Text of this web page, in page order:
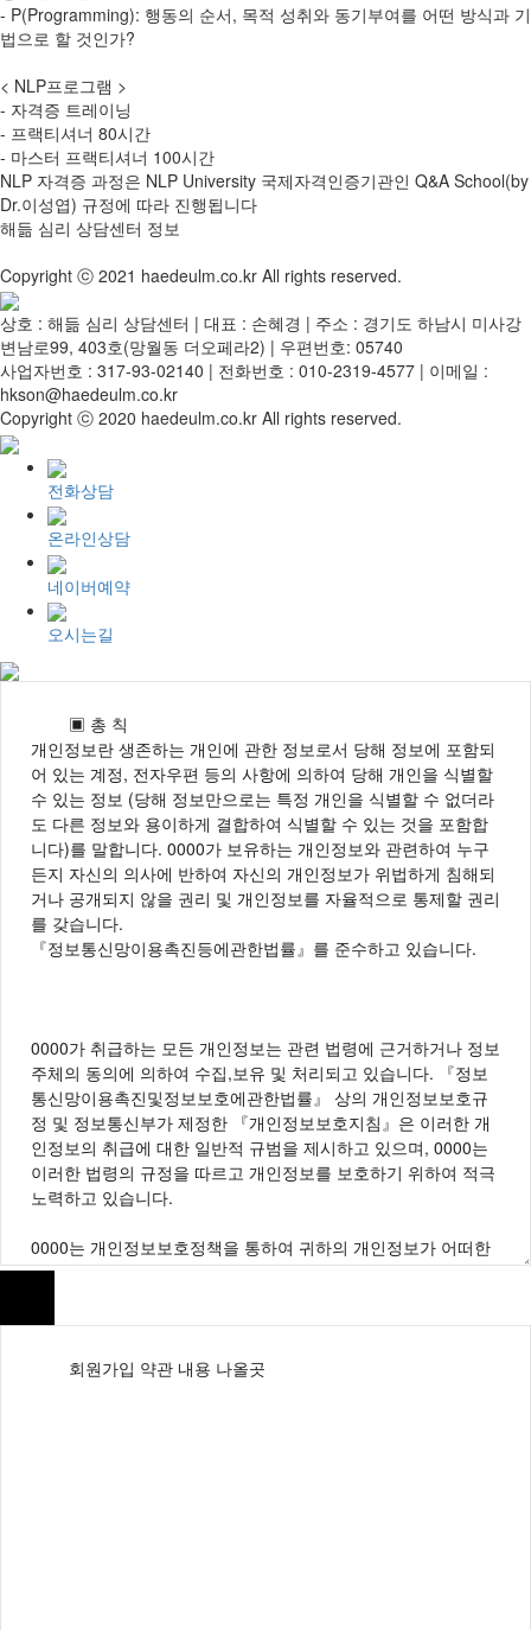
- P(Programming): 행동의 순서, 목적 성취와 동기부여를 어떤 방식과 기
법으로 할 것인가?
< NLP프로그램 >
- 자격증 트레이닝
- 프랙티셔너 80시간
- 마스터 프랙티셔너 100시간
NLP 자격증 과정은 NLP University 국제자격인증기관인 Q&A School(by
Dr.이성엽) 규정에 따라 진행됩니다
해듦 심리 상담센터 정보
Copyright ⓒ 2021 haedeulm.co.kr All rights reserved.
상호 : 해듦 심리 상담센터 | 대표 : 손혜경 | 주소 : 경기도 하남시 미사강
변남로99, 403호(망월동 더오페라2) | 우편번호: 05740
사업자번호 : 317-93-02140 | 전화번호 : 010-2319-4577 | 이메일 :
hkson@haedeulm.co.kr
Copyright ⓒ 2020 haedeulm.co.kr All rights reserved.
전화상담
온라인상담
네이버예약
오시는길